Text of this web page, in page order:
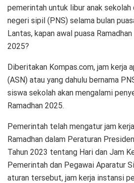
pemerintah untuk libur anak sekolah
negeri sipil (PNS) selama bulan
Lantas, kapan awal puasa
2025?
Diberitakan Kompas.com, jam kerja
(ASN) atau yang dahulu bernama
siswa sekolah akan mengalami
Ramadhan 2025.
Pemerintah telah mengatur jam
Ramadhan dalam Peraturan
Tahun 2023 tentang Hari dan Jam
Pemerintah dan Pegawai Aparatur
aturan tersebut, jam kerja instansi